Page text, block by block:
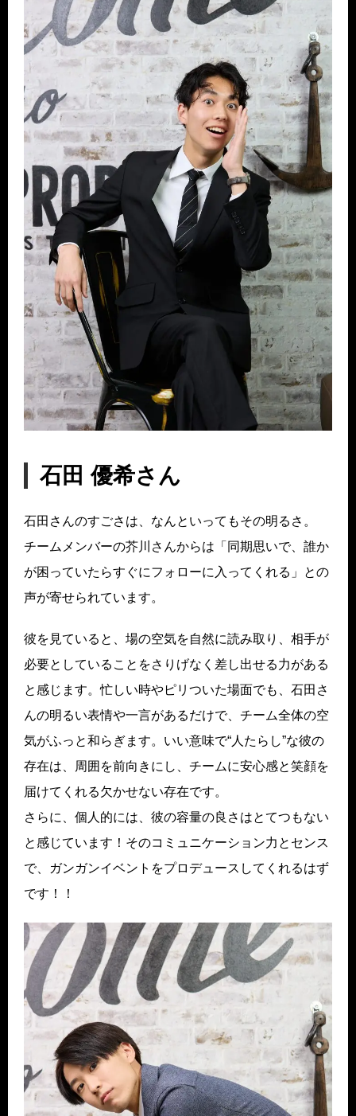
石田 優希さん
石田さんのすごさは、なんといってもその明るさ。
チームメンバーの芥川さんからは「同期思いで、誰か
が困っていたらすぐにフォローに入ってくれる」との
声が寄せられています。
彼を見ていると、場の空気を自然に読み取り、相手が
必要としていることをさりげなく差し出せる力がある
と感じます。忙しい時やピリついた場面でも、石田さ
んの明るい表情や一言があるだけで、チーム全体の空
気がふっと和らぎます。いい意味で“人たらし”な彼の
存在は、周囲を前向きにし、チームに安心感と笑顔を
届けてくれる欠かせない存在です。
さらに、個人的には、彼の容量の良さはとてつもない
と感じています！そのコミュニケーション力とセンス
で、ガンガンイベントをプロデュースしてくれるはず
です！！